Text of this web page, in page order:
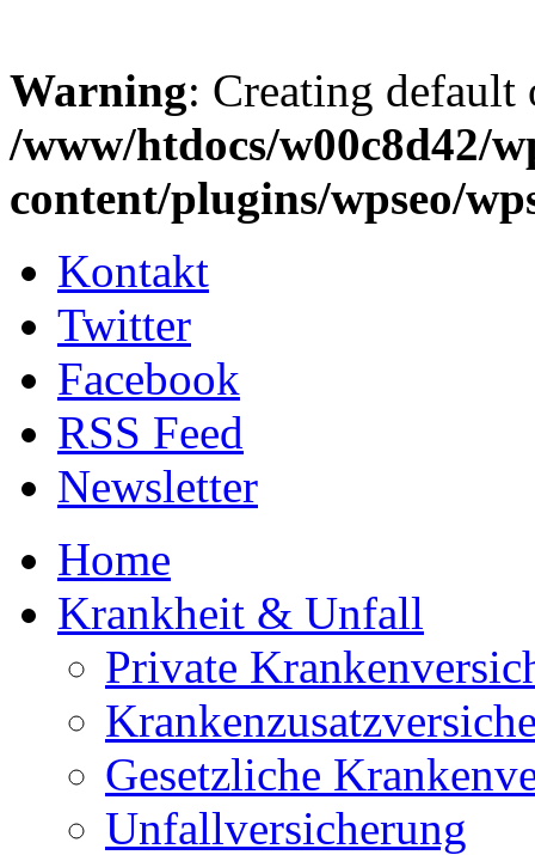
Warning: Creating
/www/htdocs/w00c8d42/
content/plugins/wpseo/
Kontakt
Twitter
Facebook
RSS Feed
Newsletter
Home
Krankheit & Unfall
Private
Gesetzliche
Unfallversicherung